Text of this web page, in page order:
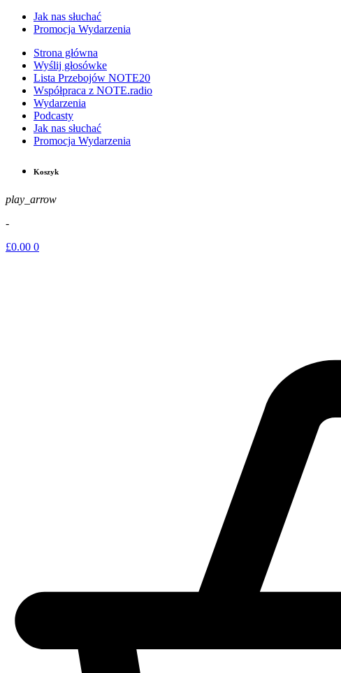
Jak nas słuchać
Promocja Wydarzenia
Strona główna
Wyślij głosówke
Lista Przebojów NOTE20
Współpraca z NOTE.radio
Wydarzenia
Podcasty
Jak nas słuchać
Promocja Wydarzenia
Koszyk
play_arrow
-
£0.00 0